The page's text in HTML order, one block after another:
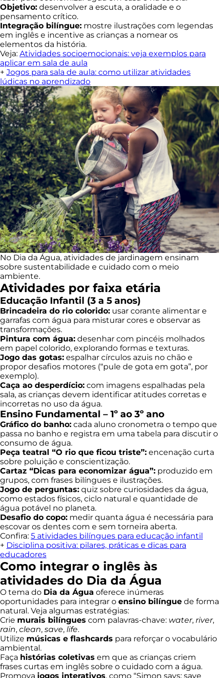
Objetivo: desenvolver a escuta, a oralidade e o
pensamento crítico.
Integração bilíngue: mostre ilustrações com legendas
em inglês e incentive as crianças a nomear os
elementos da história.
Veja: Atividades socioemocionais: veja exemplos para
aplicar em sala de aula
+ Jogos para sala de aula: como utilizar atividades
lúdicas no aprendizado
No Dia da Água, atividades de jardinagem ensinam
sobre sustentabilidade e cuidado com o meio
ambiente.
Atividades por faixa etária
Educação Infantil (3 a 5 anos)
Brincadeira do rio colorido: usar corante alimentar e
garrafas com água para misturar cores e observar as
transformações.
Pintura com água: desenhar com pincéis molhados
em papel colorido, explorando formas e texturas.
Jogo das gotas: espalhar círculos azuis no chão e
propor desafios motores (“pule de gota em gota”, por
exemplo).
Caça ao desperdício: com imagens espalhadas pela
sala, as crianças devem identificar atitudes corretas e
incorretas no uso da água.
Ensino Fundamental – 1º ao 3º ano
Gráfico do banho: cada aluno cronometra o tempo que
passa no banho e registra em uma tabela para discutir o
consumo de água.
Peça teatral “O rio que ficou triste”: encenação curta
sobre poluição e conscientização.
Cartaz “Dicas para economizar água”: produzido em
grupos, com frases bilíngues e ilustrações.
Jogo de perguntas: quiz sobre curiosidades da água,
como estados físicos, ciclo natural e quantidade de
água potável no planeta.
Desafio do copo: medir quanta água é necessária para
escovar os dentes com e sem torneira aberta.
Confira: 5 atividades bilíngues para educação infantil
+ Disciplina positiva: pilares, práticas e dicas para
educadores
Como integrar o inglês às
atividades do Dia da Água
O tema do Dia da Água oferece inúmeras
oportunidades para integrar o ensino bilíngue de forma
natural. Veja algumas estratégias:
Crie murais bilíngues com palavras-chave: water, river,
rain, clean, save, life.
Utilize músicas e flashcards para reforçar o vocabulário
ambiental.
Faça histórias coletivas em que as crianças criem
frases curtas em inglês sobre o cuidado com a água.
Promova jogos interativos, como “Simon says: save